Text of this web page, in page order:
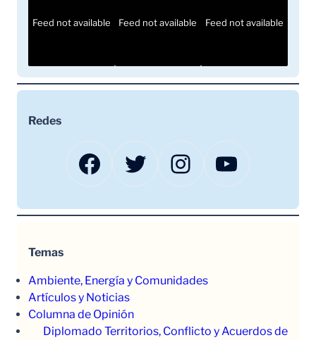
Feed not available Feed not available Feed not available
Redes
Facebook Twitter Instagram YouTube
Temas
Ambiente, Energía y Comunidades
Artículos y Noticias
Columna de Opinión
Diplomado Territorios, Conflicto y Acuerdos de